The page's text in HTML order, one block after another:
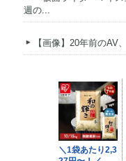
週の...
【画像】20年前のAV